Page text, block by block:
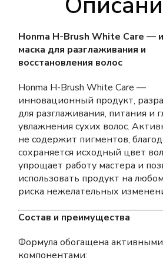
Honma H-Brush White Care —
маска для разглаживания и
восстановления волос
Honma H-Brush White Care —
инновационный продукт,
для разглаживания, питания и
увлажнения сухих волос.
не содержит пигментов,
сохраняется исходный цвет
упрощает работу мастера и
использовать продукт на
риска нежелательных
Состав и преимущества
Формула обогащена активными
компонентами: